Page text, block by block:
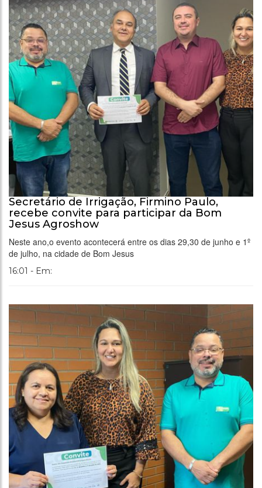
Secretário de Irrigação, Firmino Paulo,
recebe convite para participar da Bom
Jesus Agroshow
Neste ano,o evento acontecerá entre os dias 29,30 de junho e 1º
de julho, na cidade de Bom Jesus
16:01 - Em: